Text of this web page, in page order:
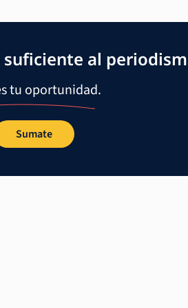
al
tu oportunidad.
Sumate